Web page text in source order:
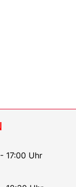
17:00 Uhr